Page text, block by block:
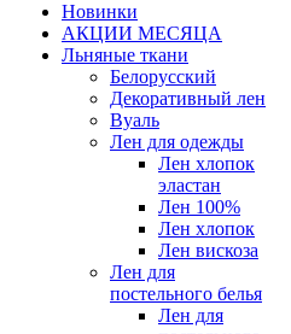
Новинки
АКЦИИ МЕСЯЦА
Льняные ткани
Белорусский
Декоративный лен
Вуаль
Лен для одежды
Лен хлопок
эластан
Лен 100%
Лен хлопок
Лен вискоза
Лен для
постельного белья
Лен для